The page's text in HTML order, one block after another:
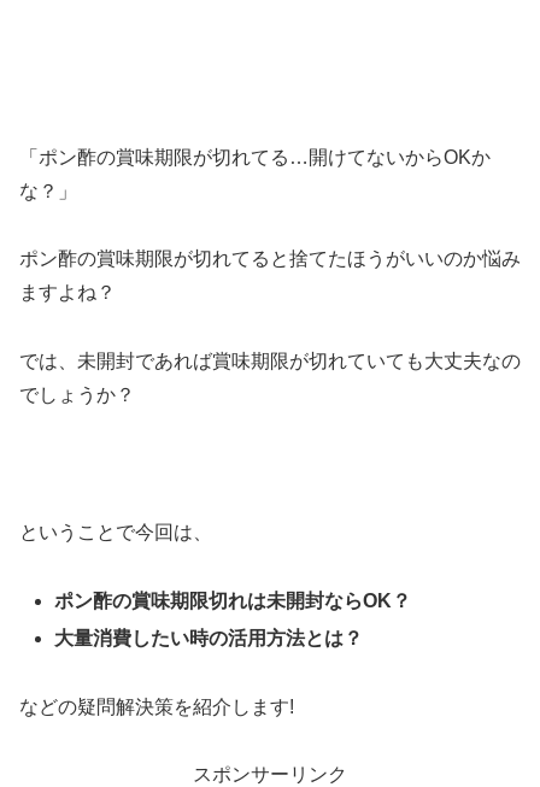
「ポン酢の賞味期限が切れてる…開けてないからOKか
な？」
ポン酢の賞味期限が切れてると捨てたほうがいいのか悩み
ますよね？
では、未開封であれば賞味期限が切れていても大丈夫なの
でしょうか？
ということで今回は、
ポン酢の賞味期限切れは未開封ならOK？
大量消費したい時の活用方法とは？
などの疑問解決策を紹介します!
スポンサーリンク